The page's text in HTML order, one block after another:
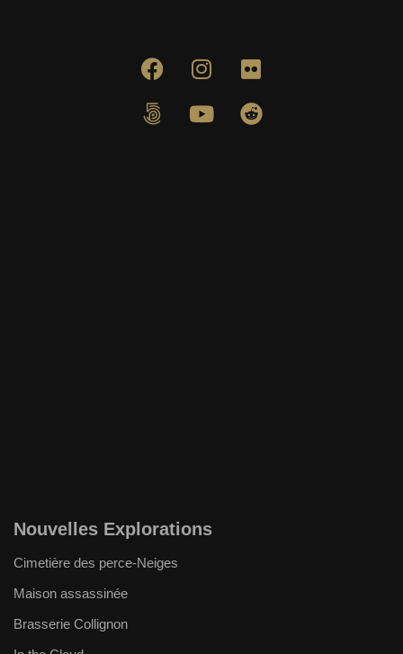
Nouvelles Explorations
Cimetière des perce-Neiges
Maison assassinée
Brasserie Collignon